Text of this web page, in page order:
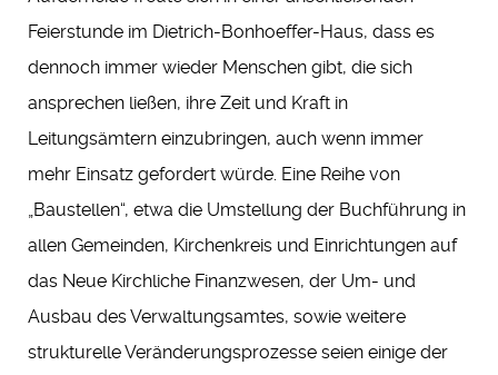
Feierstunde im Dietrich-Bonhoeffer-Haus, dass es
dennoch immer wieder Menschen gibt, die sich
ansprechen ließen, ihre Zeit und Kraft in
Leitungsämtern einzubringen, auch wenn immer
mehr Einsatz gefordert würde. Eine Reihe von
„Baustellen“, etwa die Umstellung der Buchführung in
allen Gemeinden, Kirchenkreis und Einrichtungen auf
das Neue Kirchliche Finanzwesen, der Um- und
Ausbau des Verwaltungsamtes, sowie weitere
strukturelle Veränderungsprozesse seien einige der